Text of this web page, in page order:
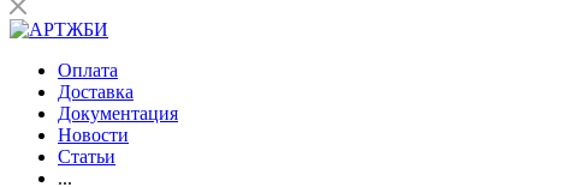
Оплата
Доставка
Документация
Новости
Статьи
...